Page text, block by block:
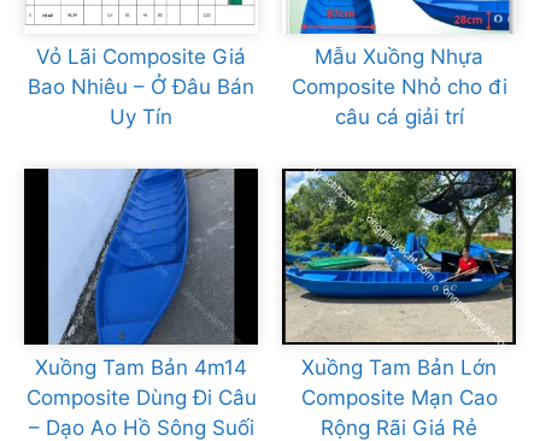
Vỏ Lãi Composite Giá
Bao Nhiêu – Ở Đâu Bán
Uy Tín
Mẫu Xuồng Nhựa
Composite Nhỏ cho đi
câu cá giải trí
Xuồng Tam Bản 4m14
Composite Dùng Đi Câu
– Dạo Ao Hồ Sông Suối
Xuồng Tam Bản Lớn
Composite Mạn Cao
Rộng Rãi Giá Rẻ